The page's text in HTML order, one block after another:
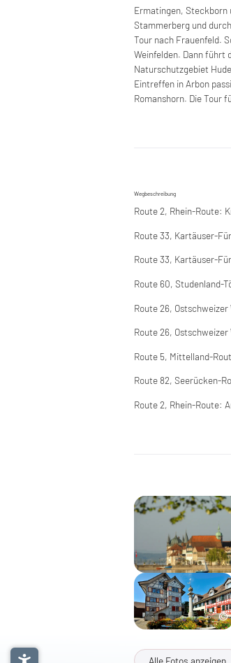
Ermatingen, Steckborn
Stammerberg und
Tour nach Frauenfeld.
Weinfelden. Dann führt
Naturschutzgebiet
Eintreffen in Arbon
Romanshorn. Die Tour
Wegbeschreibung
Route 2, Rhein-Route:
Route 33, Kartäuser-
Route 33, Kartäuser-
Route 60, Studenland-
Route 26,
Route 26,
Route 5, Mittelland-
Route 82, Seerücken-
Route 2, Rhein-Route:
Alle Fotos anzeigen